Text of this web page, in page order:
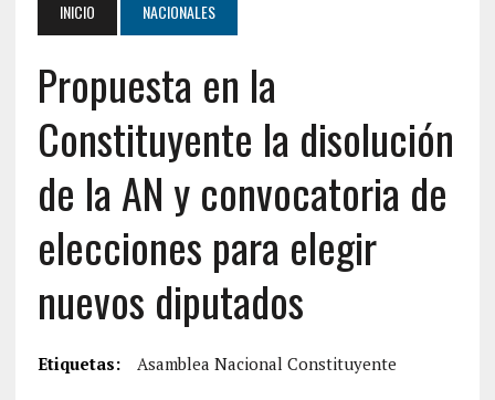
INICIO NACIONALES
Propuesta en la
Constituyente la disolución
de la AN y convocatoria de
elecciones para elegir
nuevos diputados
Etiquetas: Asamblea Nacional Constituyente